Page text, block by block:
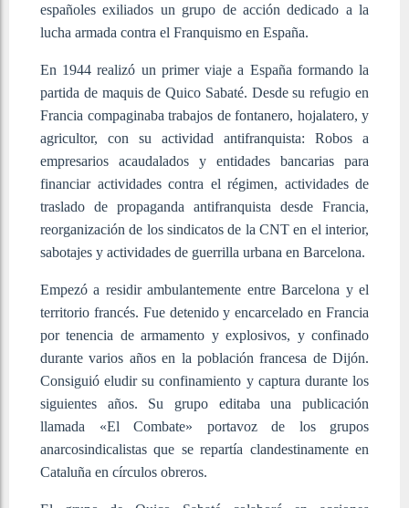
españoles exiliados un grupo de acción dedicado a la
lucha armada contra el Franquismo en España.
En 1944 realizó un primer viaje a España formando la
partida de maquis de Quico Sabaté. Desde su refugio en
Francia compaginaba trabajos de fontanero, hojalatero, y
agricultor, con su actividad antifranquista: Robos a
empresarios acaudalados y entidades bancarias para
financiar actividades contra el régimen, actividades de
traslado de propaganda antifranquista desde Francia,
reorganización de los sindicatos de la CNT en el interior,
sabotajes y actividades de guerrilla urbana en Barcelona.
Empezó a residir ambulantemente entre Barcelona y el
territorio francés. Fue detenido y encarcelado en Francia
por tenencia de armamento y explosivos, y confinado
durante varios años en la población francesa de Dijón.
Consiguió eludir su confinamiento y captura durante los
siguientes años. Su grupo editaba una publicación
llamada «El Combate» portavoz de los grupos
anarcosindicalistas que se repartía clandestinamente en
Cataluña en círculos obreros.